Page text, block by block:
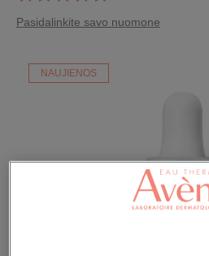
Pasidalinkite savo nuomone
NAUJIENOS